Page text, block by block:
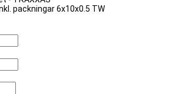
packningar 6x10x0.5 TW